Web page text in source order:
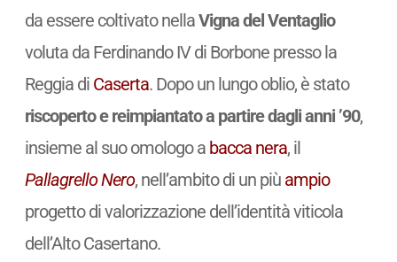
da essere coltivato nellaVigna del Ventaglio
voluta da Ferdinando IV di Borbone presso la
Reggia di Caserta. Dopo un lungo oblio, è stato
riscoperto e reimpiantato a partire dagli anni ’90,
insieme al suo omologo a bacca nera, il
Pallagrello Nero, nell’ambito di un più ampio
progetto di valorizzazione dell’identità viticola
dell’Alto Casertano.